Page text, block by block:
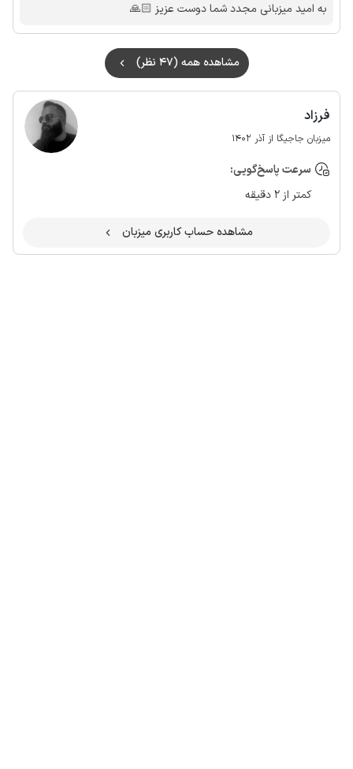
به امید میزبانی مجدد شما دوست عزیز 🙏🏻
مشاهده همه (47 نظر)
فرزاد
میزبان جاجیگا از آذر 1402
سرعت پاسخ‌گویی:
کمتر از 2 دقیقه
مشاهده حساب کاربری میزبان